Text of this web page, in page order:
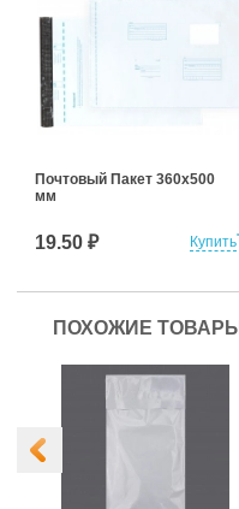
Купить
Почтовый Пакет 360х500
мм
19.50 ₽
ПОХОЖИЕ ТОВАРЫ